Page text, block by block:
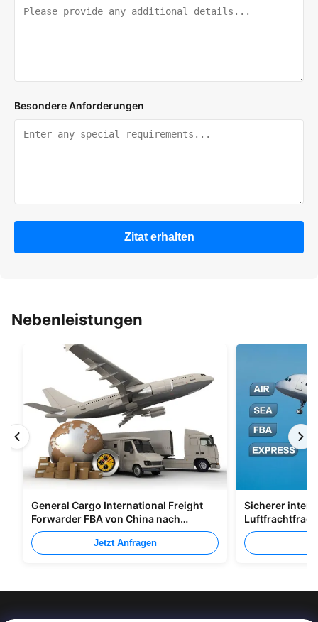
Besondere Anforderungen
Zitat erhalten
Nebenleistungen
General Cargo International Freight
Forwarder FBA von China nach
Großbritannien Italien Portugal
Jetzt Anfragen
Sicherer
Shenzhen